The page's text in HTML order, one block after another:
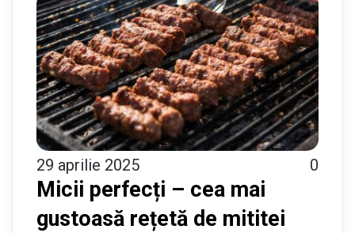
29 aprilie 2025 0
Micii perfecți – cea mai
gustoasă rețetă de mititei